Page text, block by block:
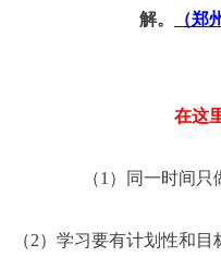
解。
（郑
在这
（1）同一时间
（2）学习要有计划性和